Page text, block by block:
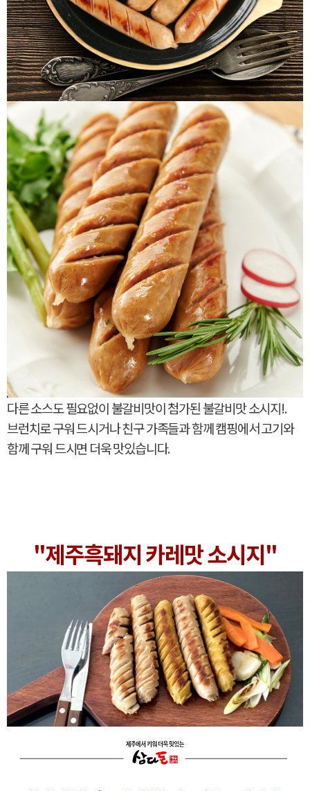
다른 소스도 필요없이 불갈비맛이 첨가된 불갈비맛 소시지!.
브런치로 구워 드시거나 친구 가족들과 함께 캠핑에서 고기와
함께 구워 드시면 더욱 맛있습니다.
"제주흑돼지 카레맛 소시지"